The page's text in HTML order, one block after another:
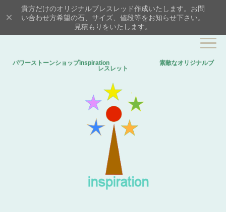
貴方だけのオリジナルブレスレッド作成いたします。お問
い合わせ方希望の石、サイズ、値段等をお知らせ下さい。
見積もりをいたします。
パワーストーンショップinspiration 素敵なオリジナルブ
レスレット